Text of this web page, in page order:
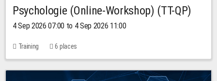
Psychologie (Online-Workshop) (TT-QP)
4 Sep 2026 07:00 to 4 Sep 2026 11:00
Training 6 places